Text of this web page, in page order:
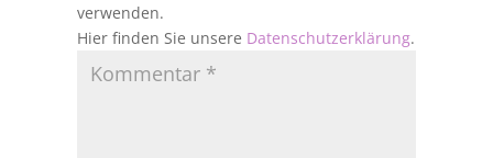
verwenden.
Hier finden Sie unsere Datenschutzerklärung.